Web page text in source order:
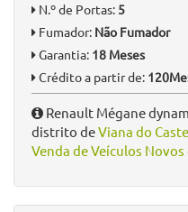
N.º de Portas: 5
Fumador: Não Fumador
Garantia: 18 Meses
Crédito a partir de:
Renault Mégane
distrito deViana do
Venda de Veículos Novos